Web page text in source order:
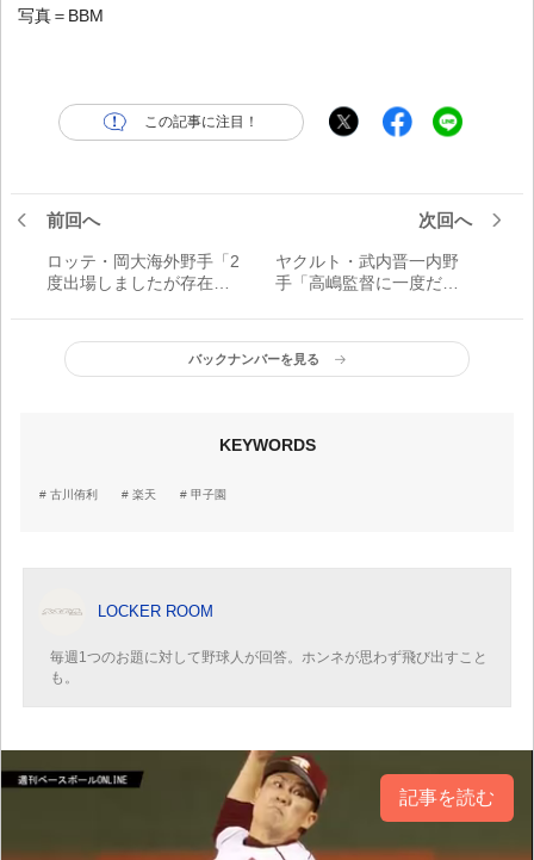
写真＝BBM
この記事に注目！
前回へ
ロッテ・岡大海外野手「2
度出場しましたが存在と
でした」／甲子園
次回へ
ヤクルト・武内晋一内野
手「高嶋監督に一度だけ
す」／甲子園
バックナンバーを見る
KEYWORDS
古川侑利 楽天 甲子園
LOCKER ROOM
毎週1つのお題に対して野球人が回答。ホンネが思わず飛び出すこと
も。
記事を読む